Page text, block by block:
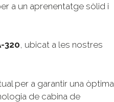
a un aprenentatge sòlid i
320, ubicat a les nostres
per a garantir una òptima
de cabina de